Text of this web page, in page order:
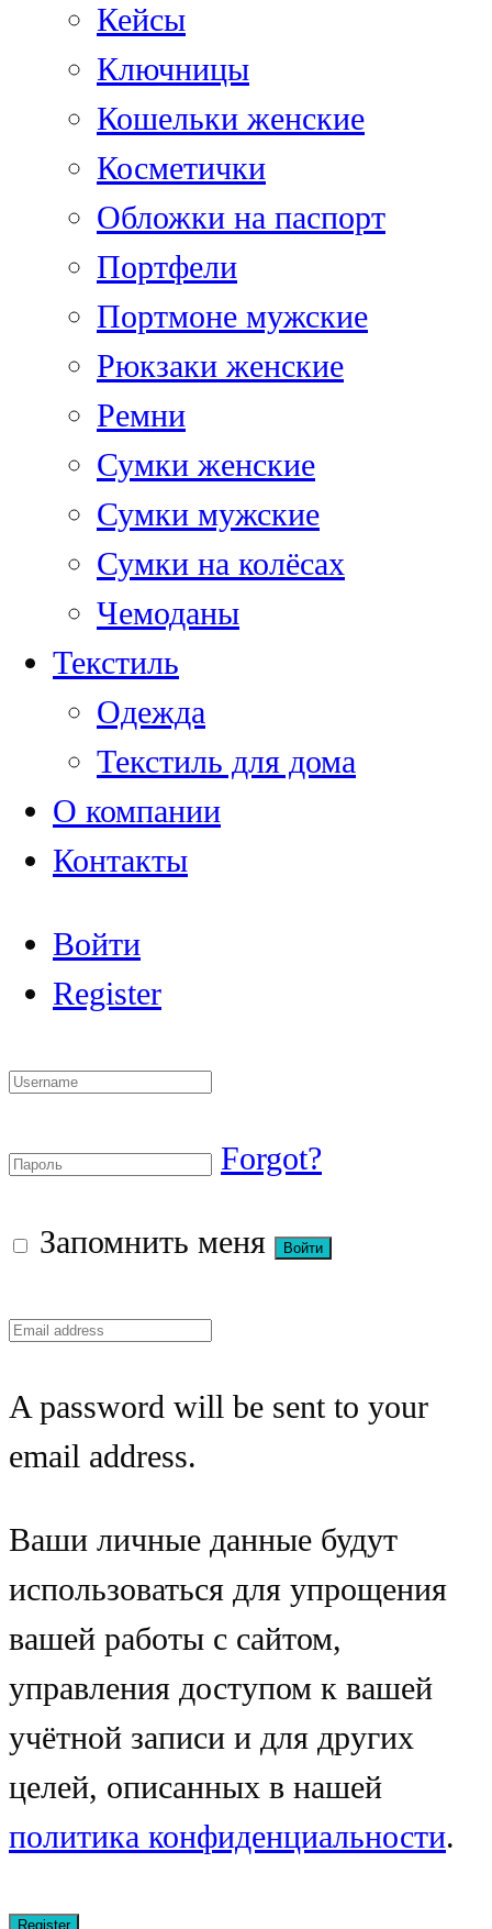
Кейсы
Ключницы
Кошельки женские
Косметички
Обложки на паспорт
Портфели
Портмоне мужские
Рюкзаки женские
Ремни
Сумки женские
Сумки мужские
Сумки на колёсах
Чемоданы
Текстиль
Одежда
Текстиль для дома
О компании
Контакты
Войти
Register
Forgot?
Запомнить меня
A password will be sent to your
email address.
Ваши личные данные будут
использоваться для упрощения
вашей работы с сайтом,
управления доступом к вашей
учётной записи и для других
целей, описанных в нашей
политика конфиденциальности.